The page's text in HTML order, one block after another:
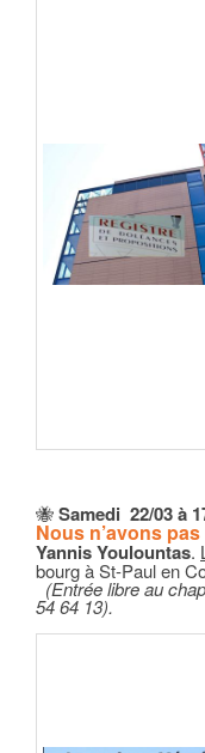
🐝Samedi 22/03 à
Nous n’avons
Yannis Youlountas.
bourg à St-Paul en
(Entrée libre au
54 64 13).